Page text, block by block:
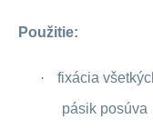
Použitie:
·
fixácia
pásik posúva